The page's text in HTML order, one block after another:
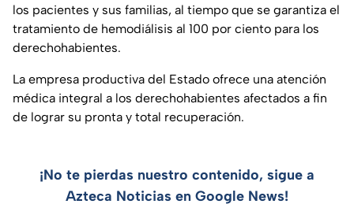
los pacientes y sus familias, al tiempo que se garantiza el
tratamiento de hemodiálisis al 100 por ciento para los
derechohabientes.
La empresa productiva del Estado ofrece una atención
médica integral a los derechohabientes afectados a fin
de lograr su pronta y total recuperación.
¡No te pierdas nuestro contenido, sigue a
Azteca Noticias en Google News!